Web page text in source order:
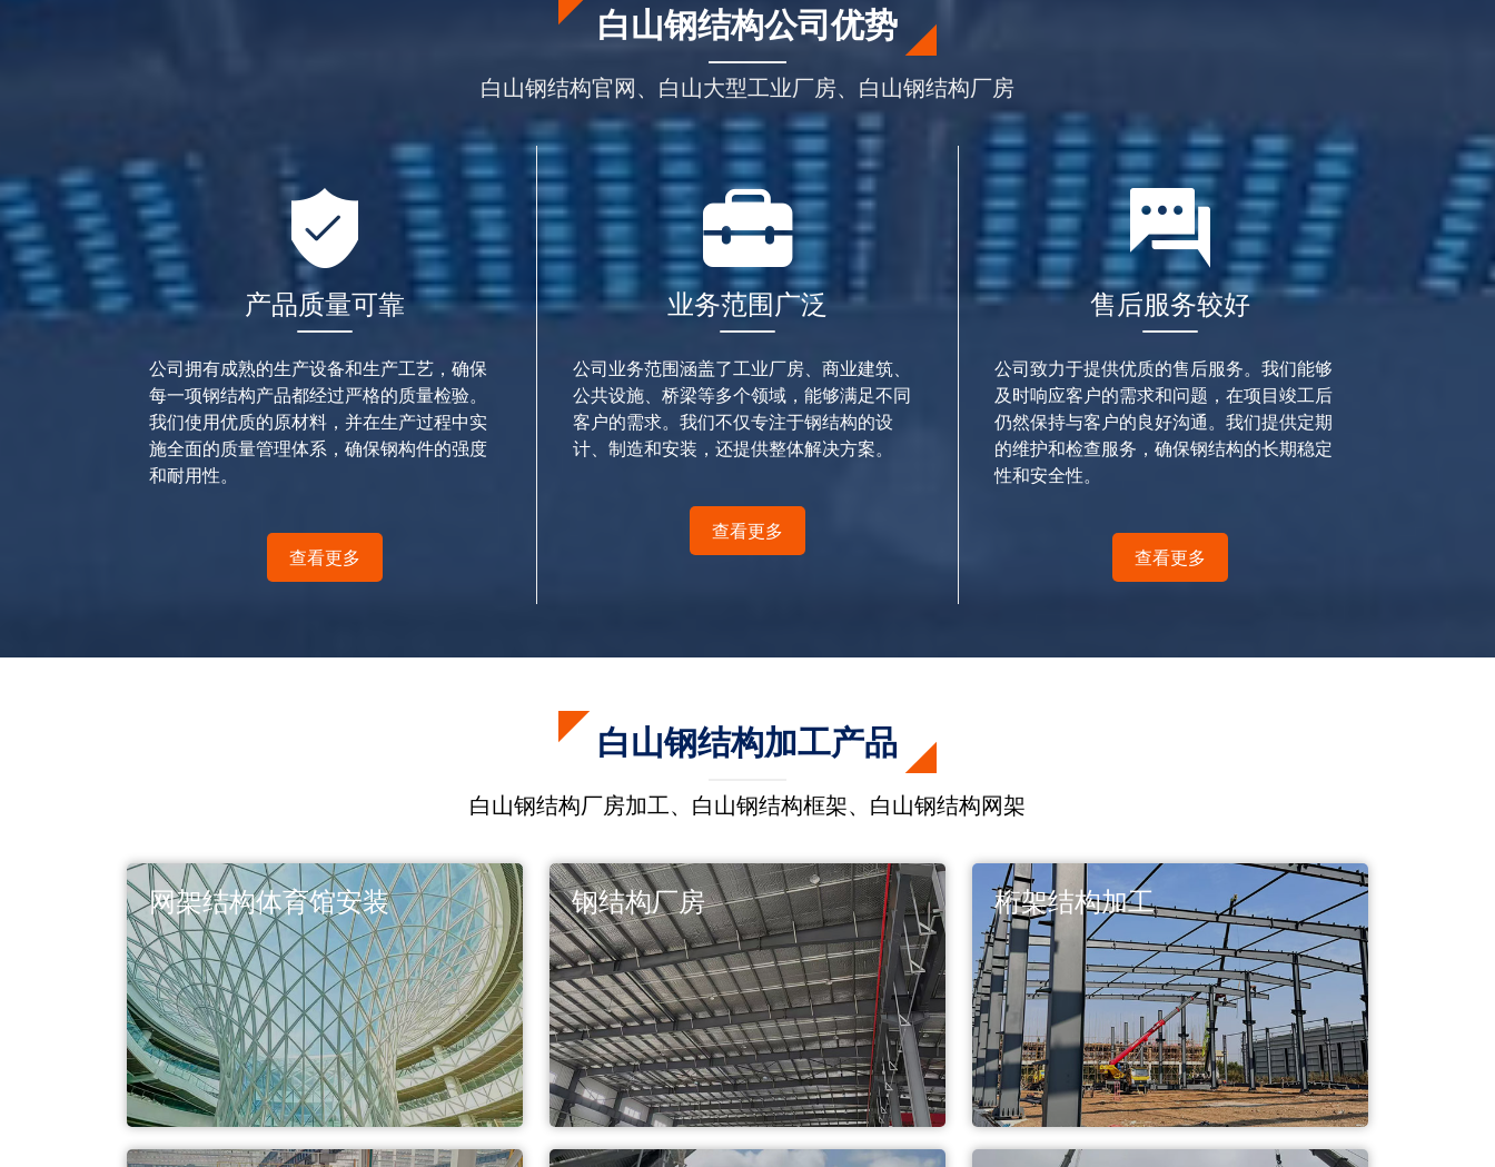
白山钢结构公司优势
白山钢结构官网、白山大型工业厂房、白山钢结构厂房
产品质量可靠
公司拥有成熟的生产设备和生产工艺，确保
每一项钢结构产品都经过严格的质量检验。
我们使用优质的原材料，并在生产过程中实
施全面的质量管理体系，确保钢构件的强度
和耐用性。
查看更多
业务范围广泛
公司业务范围涵盖了工业厂房、商业建筑、
公共设施、桥梁等多个领域，能够满足不同
客户的需求。我们不仅专注于钢结构的设
计、制造和安装，还提供整体解决方案。
查看更多
售后服务较好
公司致力于提供优质的售后服务。我们能够
及时响应客户的需求和问题，在项目竣工后
仍然保持与客户的良好沟通。我们提供定期
的维护和检查服务，确保钢结构的长期稳定
性和安全性。
查看更多
白山钢结构加工产品
白山钢结构厂房加工、白山钢结构框架、白山钢结构网架
网架结构体育馆安装 钢结构厂房 桁架结构加工